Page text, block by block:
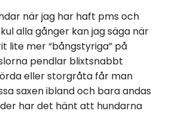
när jag har haft pms och
alla gånger kan jag säga när
lite mer “bångstyriga” på
pendlar blixtsnabbt
eller storgråta får man
saxen ibland och bara andas
har det hänt att hundarna